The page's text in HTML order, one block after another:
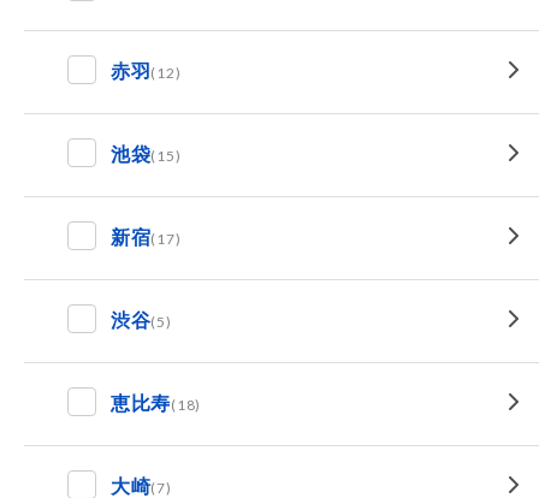
赤羽 (12)
池袋(15)
新宿(17)
渋谷(5)
恵比寿(18)
大崎(7)